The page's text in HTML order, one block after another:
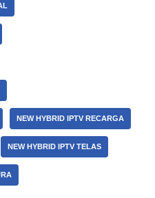
NEW HYBRID IPTV RECARGA
NEW HYBRID IPTV TELAS